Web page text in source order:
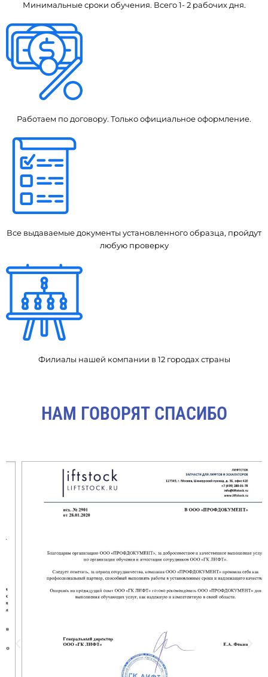
Минимальные сроки обучения. Всего 1- 2 рабочих дня.
Работаем по договору. Только официальное оформление.
Все выдаваемые документы установленного образца, пройдут
любую проверку
Филиалы нашей компании в 12 городах страны
НАМ ГОВОРЯТ СПАСИБО